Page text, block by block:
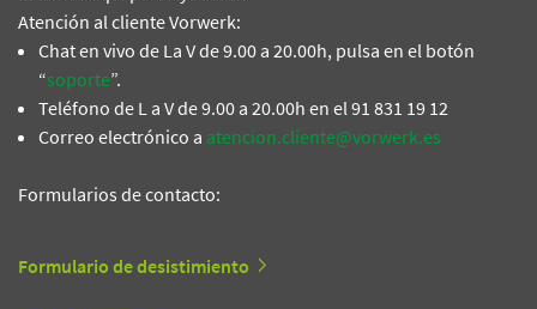
Atención al cliente Vorwerk:
Chat en vivo de La V de 9.00 a 20.00h, pulsa en el botón
“soporte”.
Teléfono de L a V de 9.00 a 20.00h en el 91 831 19 12
Correo electrónico a atencion.cliente@vorwerk.es
Formularios de contacto:
Formulario de desistimiento